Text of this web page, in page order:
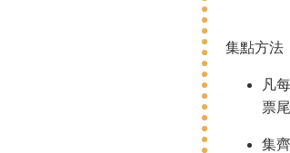
集點方法
凡
票
集